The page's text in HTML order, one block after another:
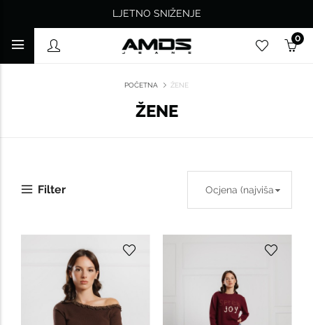
LJETNO SNIŽENJE
0
POČETNA ŽENE
ŽENE
Filter